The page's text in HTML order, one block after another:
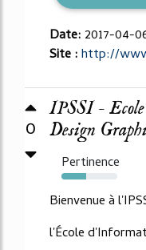
Date: 2017-04-
Site :http://
0
IPSSI -
Design
Pertinence
44%
Bienvenue à
l'École